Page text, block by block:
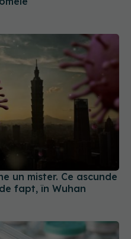
un mister. Ce ascunde
fapt, în Wuhan